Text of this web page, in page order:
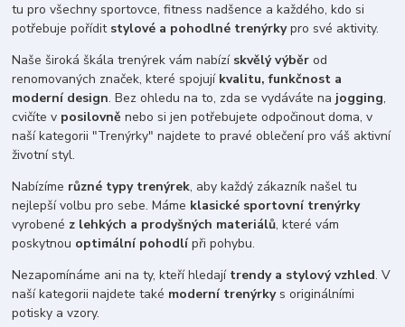
tu pro všechny sportovce, fitness nadšence a každého, kdo si
potřebuje pořídit stylové a pohodlné trenýrkypro své aktivity.
Naše široká škála trenýrek vám nabízí skvělý výběr od
renomovaných značek, které spojují kvalitu, funkčnost a
moderní design. Bez ohledu na to, zda se vydáváte na jogging,
cvičíte v posilovněnebo si jen potřebujete odpočinout doma, v
naší kategorii "Trenýrky" najdete to pravé oblečení pro váš aktivní
životní styl.
Nabízíme různé typy trenýrek, aby každý zákazník našel tu
nejlepší volbu pro sebe. Máme klasické sportovní trenýrky
vyrobené z lehkých a prodyšných materiálů, které vám
poskytnou optimální pohodlípři pohybu.
Nezapomínáme ani na ty, kteří hledajítrendy a stylový vzhled. V
naší kategorii najdete také moderní trenýrkys originálními
potisky a vzory.